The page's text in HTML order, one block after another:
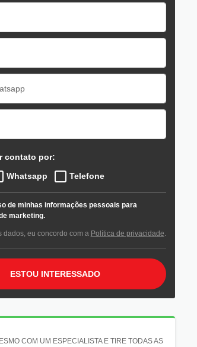
contato por:
Whatsapp Telefone
de minhas informações pessoais para
marketing.
dados, eu concordo com a Política de privacidade.
ESTOU INTERESSADO
COM UM ESPECIALISTA E TIRE TODAS AS